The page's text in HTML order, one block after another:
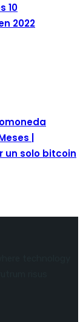
10
2022
|
un solo bitcoin